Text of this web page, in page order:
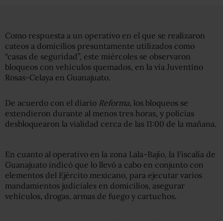
Como respuesta a un operativo en el que se realizaron
cateos a domicilios presuntamente utilizados como
“casas de seguridad”, este miércoles se observaron
bloqueos con vehículos quemados, en la vía Juventino
Rosas-Celaya en Guanajuato.
De acuerdo con el diario Reforma, los bloqueos se
extendieron durante al menos tres horas, y policías
desbloquearon la vialidad cerca de las 11:00 de la mañana.
En cuanto al operativo en la zona Lala-Bajío, la Fiscalía de
Guanajuato indicó que lo llevó a cabo en conjunto con
elementos del Ejército mexicano, para ejecutar varios
mandamientos judiciales en domicilios, asegurar
vehículos, drogas, armas de fuego y cartuchos.